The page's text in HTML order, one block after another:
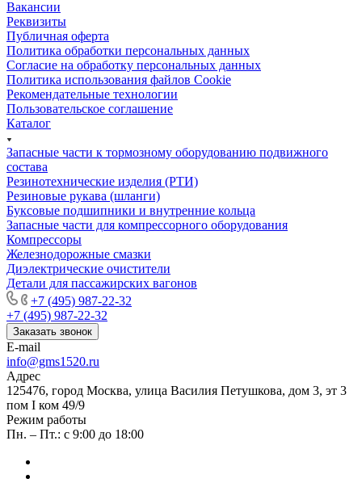
Вакансии
Реквизиты
Публичная оферта
Политика обработки персональных данных
Cогласие на обработку персональных данных
Политика использования файлов Cookie
Рекомендательные технологии
Пользовательское соглашение
Каталог
Запасные части к тормозному оборудованию подвижного
состава
Резинотехнические изделия (РТИ)
Резиновые рукава (шланги)
Буксовые подшипники и внутренние кольца
Запасные части для компрессорного оборудования
Компрессоры
Железнодорожные смазки
Диэлектрические очистители
Детали для пассажирских вагонов
+7 (495) 987-22-32
+7 (495) 987-22-32
Заказать звонок
E-mail
info@gms1520.ru
Адрес
125476, город Москва, улица Василия Петушкова, дом 3, эт 3
пом I ком 49/9
Режим работы
Пн. – Пт.: с 9:00 до 18:00